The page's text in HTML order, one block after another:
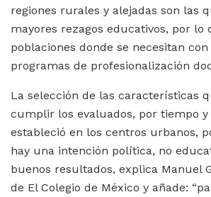
regiones rurales y alejadas son las
mayores rezagos educativos, por lo
poblaciones donde se necesitan
programas de profesionalización
La selección de las características
cumplir los evaluados, por tiempo y
estableció en los centros urbanos,
hay una intención política, no
buenos resultados, explica Manuel
de El Colegio de México y añade: